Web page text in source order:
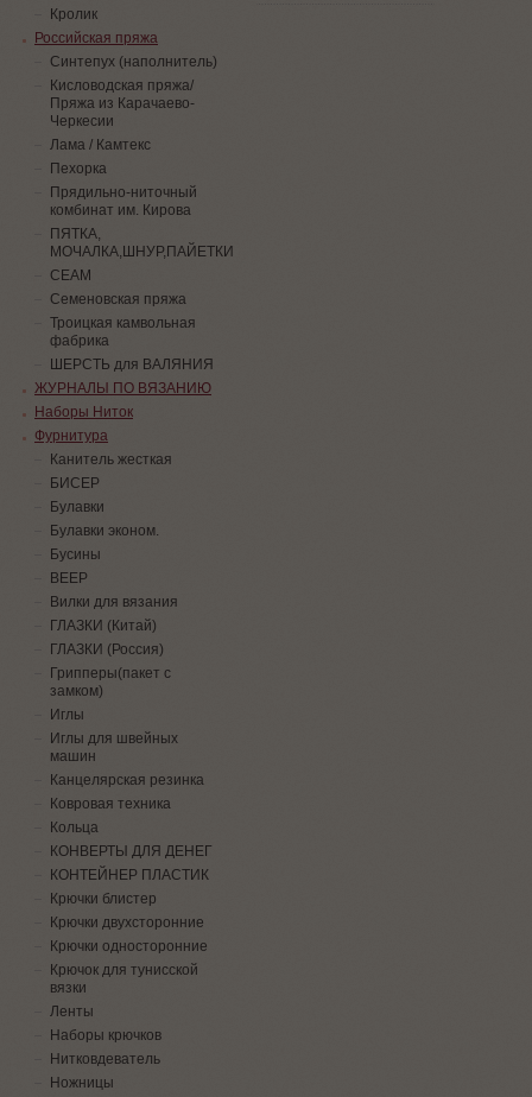
Кролик
Российская пряжа
Синтепух (наполнитель)
Кисловодская пряжа/
Пряжа из Карачаево-
Черкесии
Лама / Камтекс
Пехорка
Прядильно-ниточный
комбинат им. Кирова
ПЯТКА,
МОЧАЛКА,ШНУР,ПАЙЕТКИ
СЕАМ
Семеновская пряжа
Троицкая камвольная
фабрика
ШЕРСТЬ для ВАЛЯНИЯ
ЖУРНАЛЫ ПО ВЯЗАНИЮ
Наборы Ниток
Фурнитура
Канитель жесткая
БИСЕР
Булавки
Булавки эконом.
Бусины
ВЕЕР
Вилки для вязания
ГЛАЗКИ (Китай)
ГЛАЗКИ (Россия)
Грипперы(пакет с
замком)
Иглы
Иглы для швейных
машин
Канцелярская резинка
Ковровая техника
Кольца
КОНВЕРТЫ ДЛЯ ДЕНЕГ
КОНТЕЙНЕР ПЛАСТИК
Крючки блистер
Крючки двухсторонние
Крючки односторонние
Крючок для тунисской
вязки
Ленты
Наборы крючков
Нитковдеватель
Ножницы